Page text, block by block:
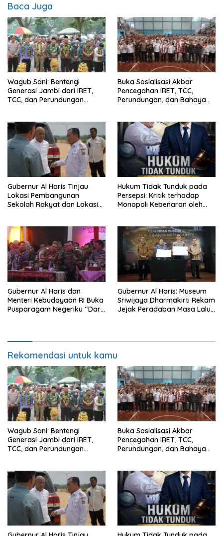
Baca Juga
Wagub Sani: Bentengi
Generasi Jambi dari IRET,
TCC, dan Perundungan
Buka Sosialisasi Akbar
Pencegahan IRET, TCC,
Perundungan, dan Bahaya
bisa jaga diri, 60% masa
depan sudah ada di tangan”
Gubernur Al Haris Tinjau
Lokasi Pembangunan
Sekolah Rakyat dan Lokasi
Hukum Tidak Tunduk pada
Persepsi: Kritik terhadap
Monopoli Kebenaran oleh
Gubernur Al Haris dan
Menteri Kebudayaan RI Buka
Pusparagam Negeriku “Dari
Gubernur Al Haris: Museum
Sriwijaya Dharmakirti Rekam
Jejak Peradaban Masa Lalu
Rekomendasi untuk kamu
Wagub Sani: Bentengi
Generasi Jambi dari IRET,
TCC, dan Perundungan
Buka Sosialisasi Akbar
Pencegahan IRET, TCC,
Perundungan, dan Bahaya
bisa jaga diri, 60% masa
depan sudah ada di tangan”